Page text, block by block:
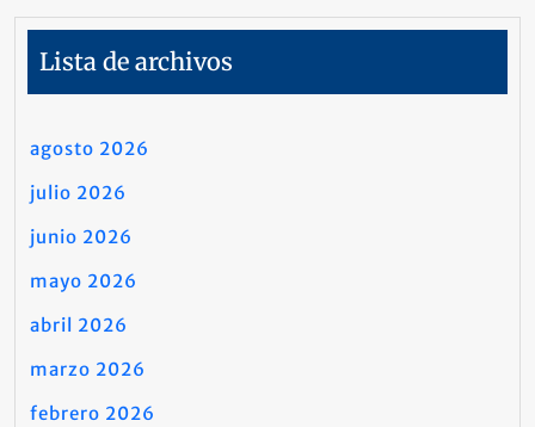
Lista de archivos
agosto 2026
julio 2026
junio 2026
mayo 2026
abril 2026
marzo 2026
febrero 2026